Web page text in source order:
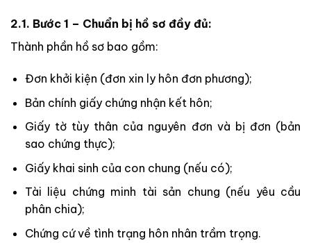
2.1. Bước 1 – Chuẩn bị hồ sơ đầy đủ:
Thành phần hồ sơ bao gồm:
Đơn khởi kiện (đơn xin ly hôn đơn phương);
Bản chính giấy chứng nhận kết hôn;
Giấy tờ tùy thân của nguyên đơn và bị đơn (bản
sao chứng thực);
Giấy khai sinh của con chung (nếu có);
Tài liệu chứng minh tài sản chung (nếu yêu cầu
phân chia);
Chứng cứ về tình trạng hôn nhân trầm trọng.